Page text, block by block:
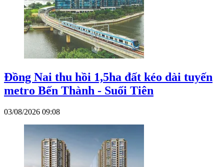
Đồng Nai thu hồi 1,5ha đất kéo dài tuyến
metro Bến Thành - Suối Tiên
03/08/2026 09:08